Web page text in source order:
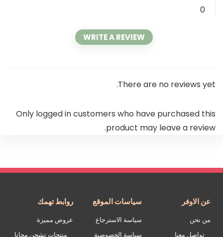
0
WRITE A REVIEW
There are no reviews yet.
Only logged in customers who have purchased this
product may leave a review.
عن الاوفر
من نحن
تواصل معنا
سياسات الموقع
سياسة الاسترجاع
سياسة الخصوصية
روابط تهمك
عروض مميزة
منتجات تشحن مجانا